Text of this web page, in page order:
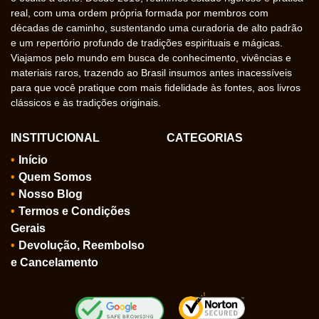
real, com uma ordem própria formada por membros com
décadas de caminho, sustentando uma curadoria de alto padrão
e um repertório profundo de tradições espirituais e mágicas.
Viajamos pelo mundo em busca de conhecimento, vivências e
materiais raros, trazendo ao Brasil insumos antes inacessíveis
para que você pratique com mais fidelidade às fontes, aos livros
clássicos e às tradições originais.
INSTITUCIONAL
Início
Quem Somos
Nosso Blog
Termos e Condições
Gerais
Devolução, Reembolso
e Cancelamento
CATEGORIAS